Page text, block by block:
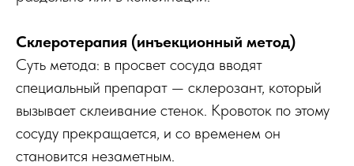
Склеротерапия (инъекционный метод)
Суть метода: в просвет сосуда вводят
специальный препарат — склерозант, который
вызывает склеивание стенок. Кровоток по этому
сосуду прекращается, и со временем он
становится незаметным.